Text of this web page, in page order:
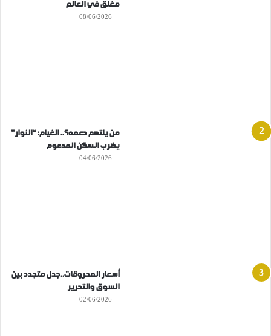
مغلق في العالم
08/06/2026
من يلتهم دعمه؟.. الغيام: “النوار”
يضرب السكن المدعوم
04/06/2026
أسعار المحروقات..جدل متجدد بين
السوق والتحرير
02/06/2026